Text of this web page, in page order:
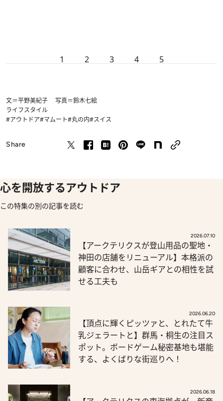
1 2 3 4 5
文＝平野美紀子 写真＝鈴木七絵
ライフスタイル
#アウトドア#マムート#丸の内#スイス
Share
心を開放するアウトドア
この特集の別の記事を読む
2026.07.10
【アークテリクスが登山用品の聖地・
神田の店舗をリニューアル】本格派の
顧客に合わせ、山岳ギアとの相性を試
せる工夫も
2026.06.20
【頂点に輝くピッツァと、とれたて牛
乳ジェラートと】群馬・桐生の注目ス
ポット。ボードゲーム秘密基地も堪能
する、よくばりな街巡りへ！
2026.06.18